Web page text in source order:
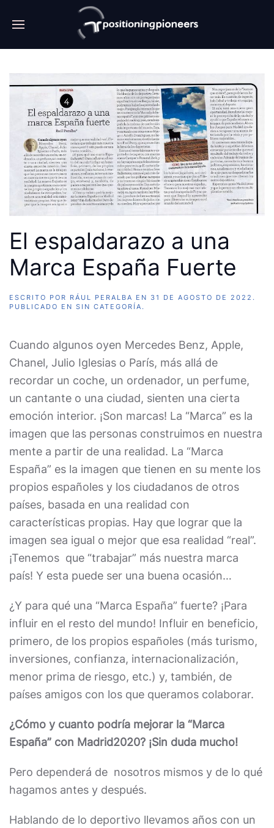
El espaldarazo a una
Marca España Fuerte
ESCRITO POR RÁUL PERALBA EN 31 DE AGOSTO DE 2022 .
PUBLICADO EN SIN CATEGORÍA .
Cuando algunos oyen Mercedes Benz, Apple,
Chanel, Julio Iglesias o París, más allá de
recordar un coche, un ordenador, un perfume,
un cantante o una ciudad, sienten una cierta
emoción interior. ¡Son marcas! La “Marca” es la
imagen que las personas construimos en nuestra
mente a partir de una realidad. La “Marca
España” es la imagen que tienen en su mente los
propios españoles y los ciudadanos de otros
países, basada en una realidad con
características propias. Hay que lograr que la
imagen sea igual o mejor que esa realidad “real”.
¡Tenemos que “trabajar” más nuestra marca
país! Y esta puede ser una buena ocasión…
¿Y para qué una “Marca España” fuerte? ¡Para
influir en el resto del mundo! Influir en beneficio,
primero, de los propios españoles (más turismo,
inversiones, confianza, internacionalización,
menor prima de riesgo, etc.) y, también, de
países amigos con los que queramos colaborar.
¿Cómo y cuanto podría mejorar la “Marca
España” con Madrid2020? ¡Sin duda mucho!
Pero dependerá de nosotros mismos y de lo qué
hagamos antes y después.
Hablando de lo deportivo llevamos años con un